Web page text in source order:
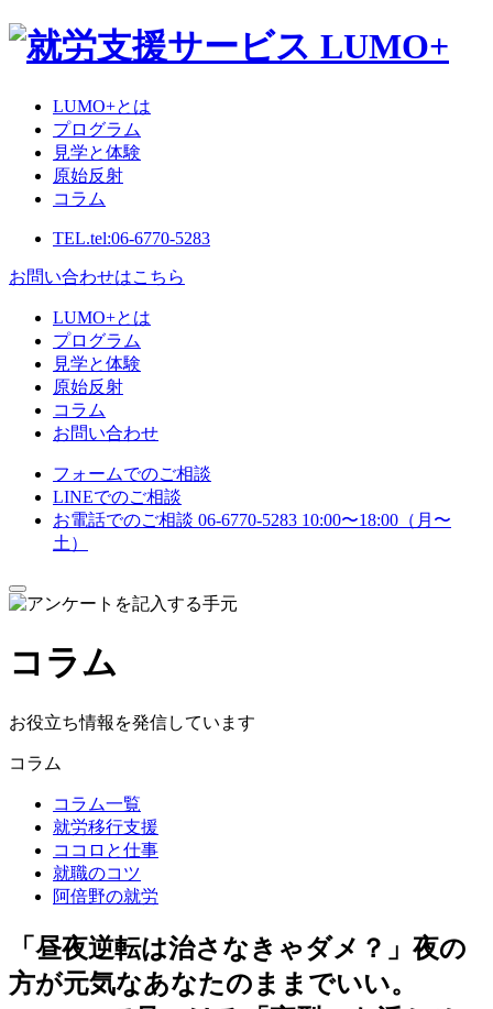
LUMO+とは
プログラム
見学と体験
原始反射
コラム
TEL.tel:06-6770-5283
お問い合わせはこちら
LUMO+とは
プログラム
見学と体験
原始反射
コラム
お問い合わせ
フォームでのご相談
LINEでのご相談
お電話でのご相談 06-6770-5283 10:00〜18:00（月〜
土）
メ
ニ
ー
を
閉
す
る
コラム
お役立ち情報を発信しています
コラム
コラム一覧
就労移行支援
ココロと仕事
就職のコツ
阿倍野の就労
「昼夜逆転は治さなきゃダメ？」夜の
方が元気なあなたのままでいい。